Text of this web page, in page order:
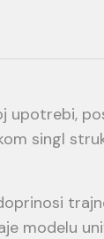
upotrebi,
singl
modelu